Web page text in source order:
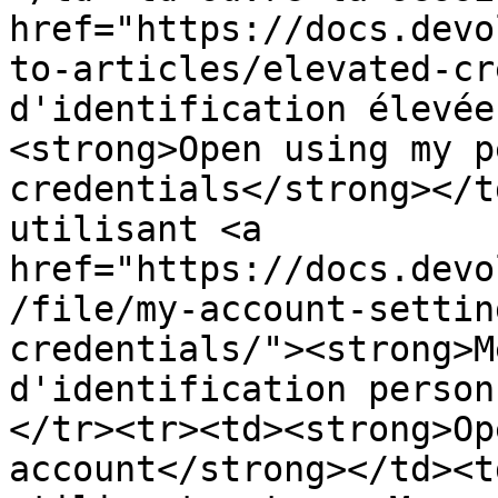
href="https://
to-articles/elevated-
d'identification
<strong>Open using my
credentials</strong></
utilisant <a
href="https://
/file/my-account-
credentials/
d'identification
</
account</strong></